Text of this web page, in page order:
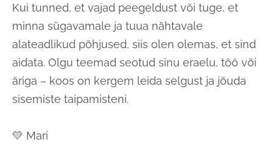
Kui tunned, et vajad peegeldust või tuge, et
minna sügavamale ja tuua nähtavale
alateadlikud põhjused, siis olen olemas, et sind
aidata. Olgu teemad seotud sinu eraelu, töö või
äriga – koos on kergem leida selgust ja jõuda
sisemiste taipamisteni.
💛 Mari